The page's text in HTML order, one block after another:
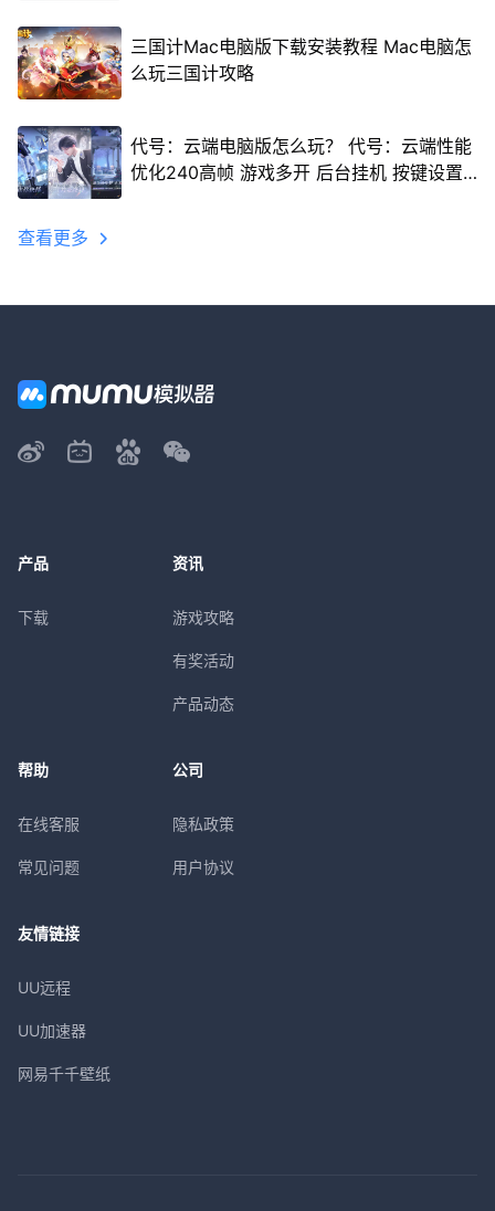
三国计Mac电脑版下载安装教程 Mac电脑怎
么玩三国计攻略
代号：云端电脑版怎么玩？ 代号：云端性能
优化240高帧 游戏多开 后台挂机 按键设置
查看更多
产品
下载
资讯
游戏攻略
有奖活动
产品动态
帮助
在线客服
常见问题
公司
隐私政策
用户协议
友情链接
UU远程
UU加速器
网易千千壁纸